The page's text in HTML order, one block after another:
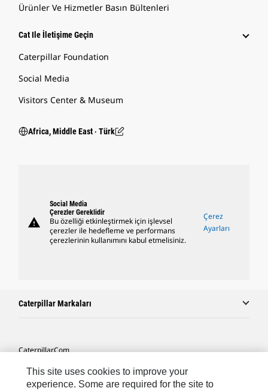
Ürünler Ve Hizmetler Basın Bültenleri
Cat Ile İletişime Geçin
Caterpillar Foundation
Social Media
Visitors Center & Museum
Africa, Middle East ‧ Türk
warning
Social Media
Çerezler Gereklidir
Bu özelliği etkinleştirmek için işlevsel
çerezler ile hedefleme ve performans
çerezlerinin kullanımını kabul etmelisiniz.
Çerez
Ayarları
Caterpillar Markaları
Caterpillar.com
Caterpillar Müşteri Hizmetleri Ve Iletişim
This site uses cookies to improve your
experience. Some are required for the site to